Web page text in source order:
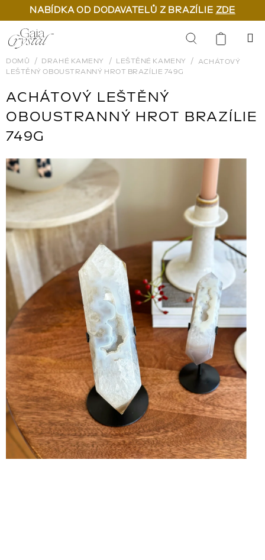
NABÍDKA OD DODAVATELŮ Z BRAZÍLIE ZDE
Přejít
na
obsah
Hledat
DOMŮ DRAHÉ KAMENY LEŠTĚNÉ KAMENY
ACHÁTOVÝ
LEŠTĚNÝ OBOUSTRANNÝ HROT BRAZÍLIE 749G
ACHÁTOVÝ LEŠTĚNÝ
OBOUSTRANNÝ HROT BRAZÍLIE
749G